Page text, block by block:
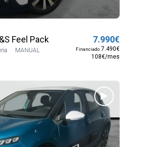
Feel Pack
MANUAL
7.990€
Financiado7.490€
108€/mes